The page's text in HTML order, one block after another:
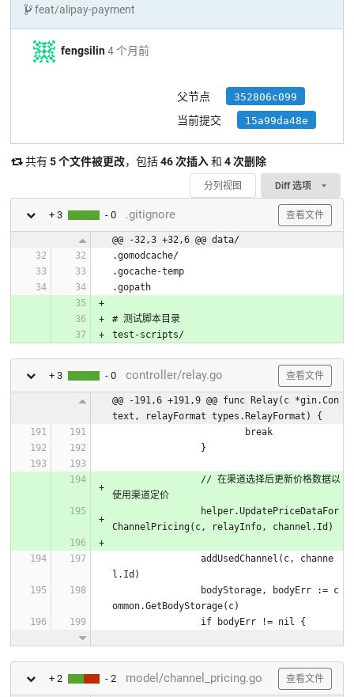
feat/alipay-payment
fengsilin 4 个月前
父节点 352806c099
当前提交 15a99da48e
共有5 个文件被更改，包括46 次插入和 4 次删除
分列视图 Diff 选项
+ 3 - 0 .gitignore 查看文件
@@ -32,3 +32,6 @@ data/
.gomodcache/
.gocache-temp
.gopath
# 测试脚本目录
test-scripts/
+ 3 - 0 controller/relay.go 查看文件
@@ -191,6 +191,9 @@ func Relay(c *gin.Con
text, relayFormat types.RelayFormat) {
			break
		}
使用渠道定价
ChannelPricing(c, relayInfo, channel.Id)
l.Id)
ommon.GetBodyStorage(c)
		if bodyErr != nil {
+ 2 - 2 model/channel_pricing.go 查看文件